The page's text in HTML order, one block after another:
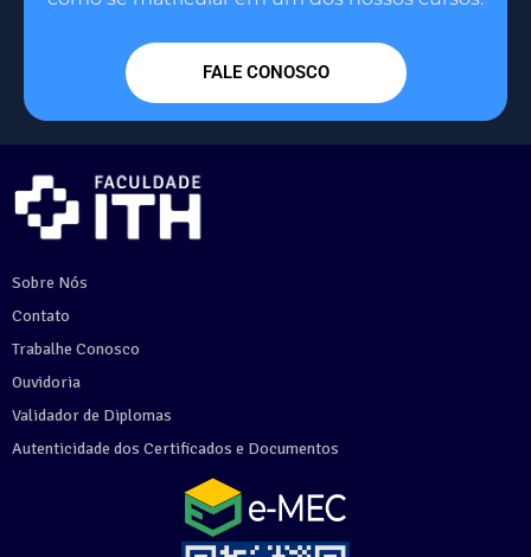
FALE CONOSCO
Sobre Nós
Contato
Trabalhe Conosco
Ouvidoria
Validador de Diplomas
Autenticidade dos Certificados e Documentos